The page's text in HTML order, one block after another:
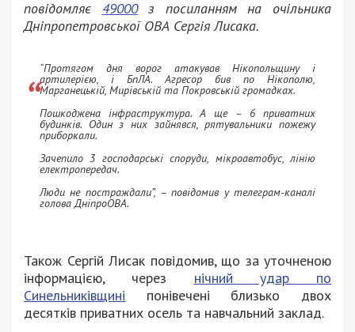
повідомляє 49000з посиланням на очільника
Дніпропетровської ОВА Сергія Лисака.
“Протягом дня ворог атакував Нікопольщину і
артилерією, і БпЛА. Агресор бив по Нікополю,
Марганецькій, Мирівській та Покровській громадках.
Пошкоджена інфраструктура. А ще – 6 приватних
будинків. Один з них зайнявся, рятувальники пожежу
приборкали.
Зачепило 3 господарські споруди, мікроавтобус, лінію
електропередач.
Люди не постраждали”, – повідомив у телеграм-каналі
голова ДніпроОВА.
Також Сергій Лисак повідомив, що за уточненою
інформацією, через нічний удар по
Синельниківщині понівечені близько двох
десятків приватних осель та навчальний заклад.